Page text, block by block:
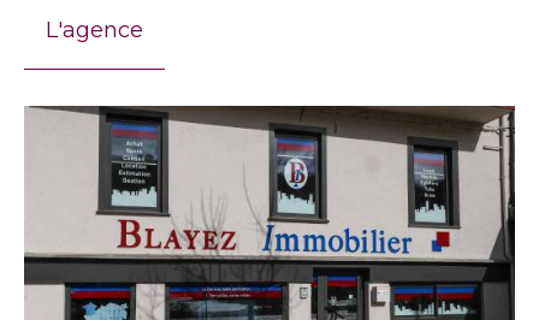
L'agence